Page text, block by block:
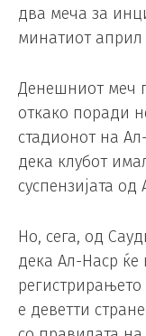
два меча за
минатиот април
Денешниот меч
откако поради
стадионот на
дека клубот
суспензијата од
Но, сега, од
дека Ал-Наср
е деветти